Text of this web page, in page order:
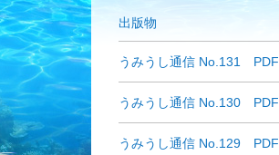
出版物
うみうし通信 No.131 PDF
うみうし通信 No.130 PDF
うみうし通信 No.129 PDF